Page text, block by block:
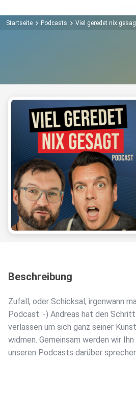
Startseite Podcasts Viel geredet nix
Beschreibung
Zufall, oder Schicksal, irgenwann
Podcast :-) Andreas hat den
verlassen um sich ganz seiner
widmen. Gemeinsam werden wir
unseren Podcasts darüber